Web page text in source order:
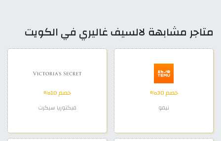
متاجر مشابهة لالسيف غاليري في الكويت
خصم 30%
تيمو
خصم 10%
فيكتوريا سيكرت